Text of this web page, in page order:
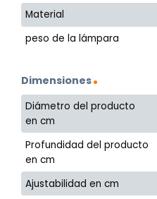
Material
peso de la lámpara
Dimensiones
Diámetro del producto
en cm
Profundidad del producto
en cm
Ajustabilidad en cm